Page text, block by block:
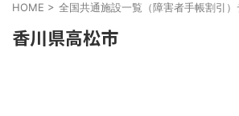
HOME > 全国共通施設一覧（障害者手帳割引
香川県高松市